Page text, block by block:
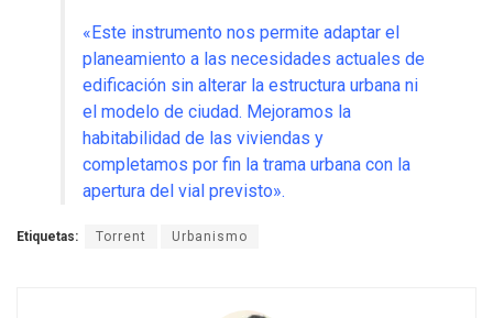
«Este instrumento nos permite adaptar el
planeamiento a las necesidades actuales de
edificación sin alterar la estructura urbana ni
el modelo de ciudad. Mejoramos la
habitabilidad de las viviendas y
completamos por fin la trama urbana con la
apertura del vial previsto».
Etiquetas: Torrent Urbanismo